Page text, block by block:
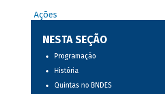
Ações
NESTA SEÇÃO
Programação
História
Quintas no BNDES